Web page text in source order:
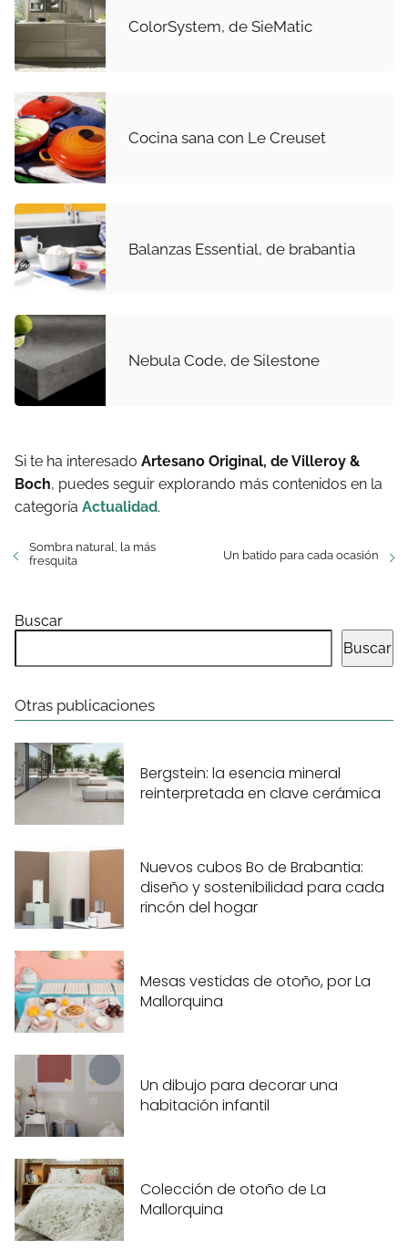
ColorSystem, de SieMatic
Cocina sana con Le Creuset
Balanzas Essential, de brabantia
Nebula Code, de Silestone
Si te ha interesado Artesano Original, de Villeroy &
Boch, puedes seguir explorando más contenidos en la
categoría Actualidad.
Sombra natural, la más
fresquita
Un batido para cada ocasión
Buscar
Buscar
Otras publicaciones
Bergstein: la esencia mineral
reinterpretada en clave cerámica
Nuevos cubos Bo de Brabantia:
diseño y sostenibilidad para cada
rincón del hogar
Mesas vestidas de otoño, por La
Mallorquina
Un dibujo para decorar una
habitación infantil
Colección de otoño de La
Mallorquina